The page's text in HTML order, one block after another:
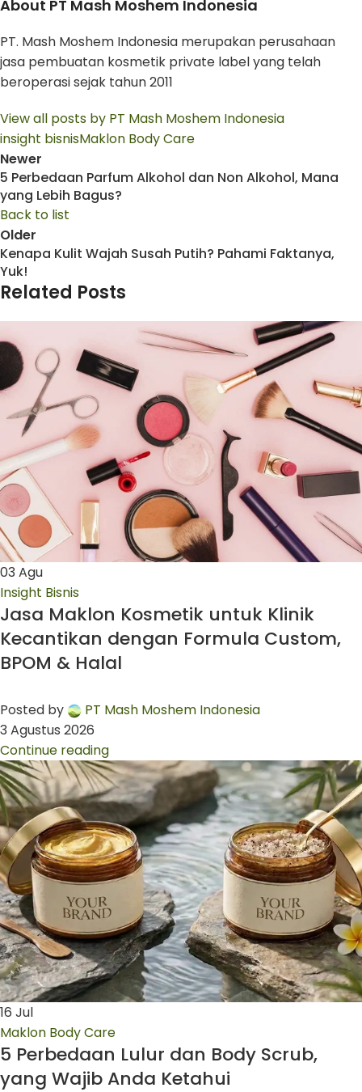
About PT Mash Moshem Indonesia
PT. Mash Moshem Indonesia merupakan perusahaan
jasa pembuatan kosmetik private label yang telah
beroperasi sejak tahun 2011
View all posts by PT Mash Moshem Indonesia
insight bisnisMaklon Body Care
Newer
5 Perbedaan Parfum Alkohol dan Non Alkohol, Mana
yang Lebih Bagus?
Back to list
Older
Kenapa Kulit Wajah Susah Putih? Pahami Faktanya,
Yuk!
Related Posts
03 Agu
Insight Bisnis
Jasa Maklon Kosmetik untuk Klinik
Kecantikan dengan Formula Custom,
BPOM & Halal
Posted by
PT Mash Moshem Indonesia
3 Agustus 2026
Continue reading
16 Jul
Maklon Body Care
5 Perbedaan Lulur dan Body Scrub,
yang Wajib Anda Ketahui